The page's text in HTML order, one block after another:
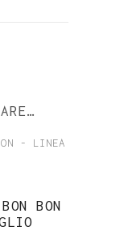
BON